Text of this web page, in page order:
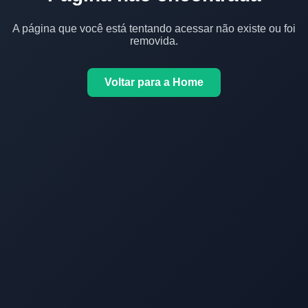
A página que você está tentando acessar não existe ou foi
removida.
Voltar para a Home